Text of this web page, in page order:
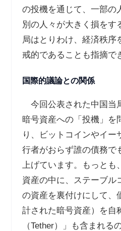
の投機を通じて、一部の
別の人々が大きく損をす
局はとりわけ、経済秩序
戒的であることも指摘で
国際的議論との関係
今回公表された中国当
暗号資産への「投機」を
り、ビットコインやイー
行者がおらず誰の債務で
上げています。もっとも
資産の中に、ステーブル
の資産を裏付けにして、
計された暗号資産）を自
（Tether）」も含まれる